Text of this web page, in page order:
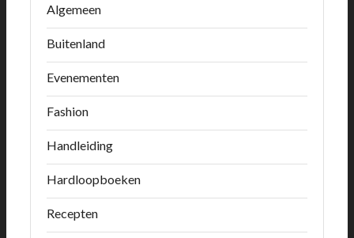
Algemeen
Buitenland
Evenementen
Fashion
Handleiding
Hardloopboeken
Recepten